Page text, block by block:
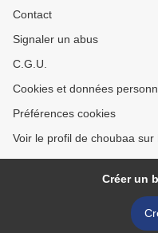
Contact
Signaler un abus
C.G.U.
Cookies et données
Préférences cookies
Voir le profil de choubaa sur
Créer un